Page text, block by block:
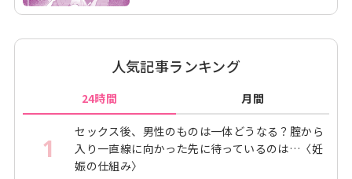
人気記事ランキング
24時間 月間
1
セックス後、男性のものは一体どうなる？腟から
入り一直線に向かった先に待っているのは…〈妊
娠の仕組み〉